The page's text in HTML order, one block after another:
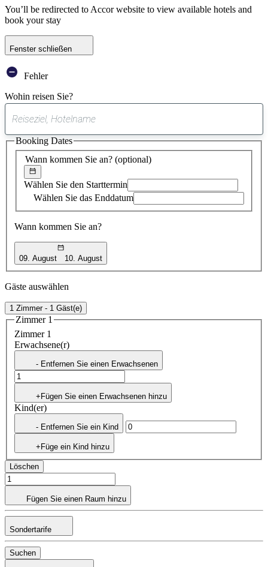
You’ll be redirected to Accor website to view available hotels and
book your stay
Fenster schließen
Fehler
Wohin reisen Sie?
gefundener
Vorschlag
Wann kommen Sie an? (optional)
Wählen Sie den Starttermin
Wählen Sie das Enddatum
Wann kommen Sie an?
09. August 10. August
Booking Dates
Gäste auswählen
1 Zimmer - 1 Gäst(e)
Zimmer 1
Zimmer 1
Erwachsene(r)
- Entfernen Sie einen Erwachsenen
+Fügen Sie einen Erwachsenen hinzu
Kind(er)
- Entfernen Sie ein Kind
+Füge ein Kind hinzu
Löschen
Fügen Sie einen Raum hinzu
Sondertarife
Suchen